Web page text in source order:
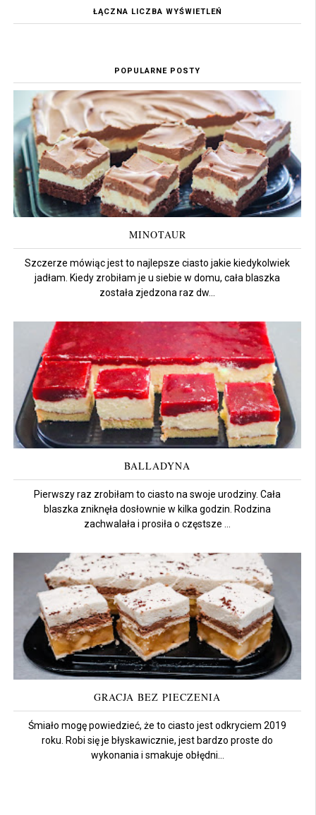
ŁĄCZNA LICZBA WYŚWIETLEŃ
POPULARNE POSTY
MINOTAUR
Szczerze mówiąc jest to najlepsze ciasto jakie kiedykolwiek
jadłam. Kiedy zrobiłam je u siebie w domu, cała blaszka
została zjedzona raz dw...
BALLADYNA
Pierwszy raz zrobiłam to ciasto na swoje urodziny. Cała
blaszka zniknęła dosłownie w kilka godzin. Rodzina
zachwalała i prosiła o częstsze ...
GRACJA BEZ PIECZENIA
Śmiało mogę powiedzieć, że to ciasto jest odkryciem 2019
roku. Robi się je błyskawicznie, jest bardzo proste do
wykonania i smakuje obłędni...